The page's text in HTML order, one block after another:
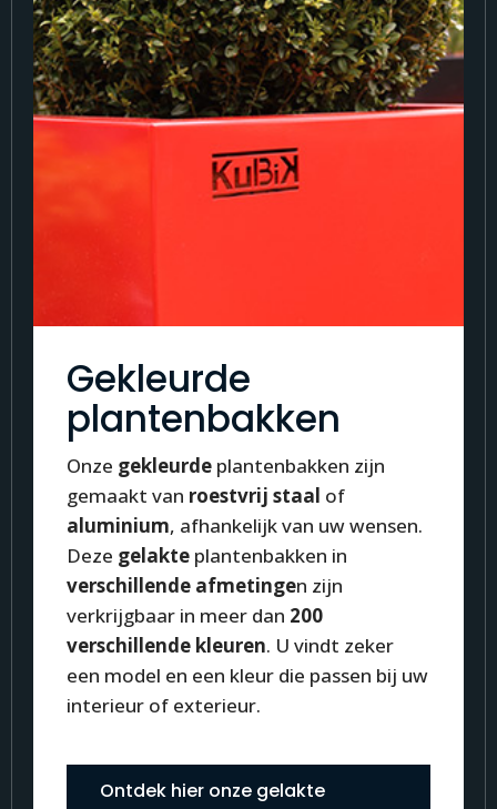
Gekleurde
plantenbakken
Onze gekleurde plantenbakken zijn
gemaakt van roestvrij staal of
aluminium, afhankelijk van uw wensen.
Deze gelakte plantenbakken in
verschillende afmetingen zijn
verkrijgbaar in meer dan 200
verschillende kleuren. U vindt zeker
een model en een kleur die passen bij uw
interieur of exterieur.
Ontdek hier onze gelakte